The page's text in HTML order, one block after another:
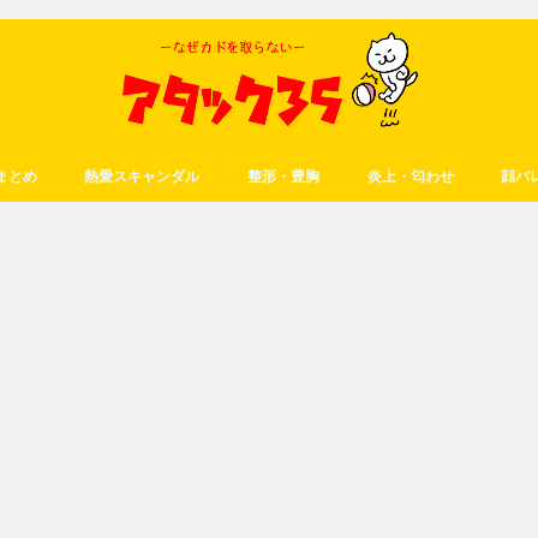
とめ 熱愛スキャンダル 整形・豊胸 炎上・匂わせ 顔バ